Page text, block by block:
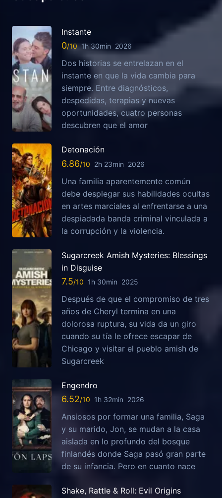
Instante
0 1h 30min 2026
Dos historias se entrelazan en el
instante en que la vida cambia para
siempre. Entre diagnósticos,
despedidas, terapias y nuevas
oportunidades, cuatro personas
descubren que el amor
Detonación
6.86 2h 23min 2026
Una familia aparentemente común
debe desplegar sus habilidades ocultas
en artes marciales al enfrentarse a una
despiadada banda criminal vinculada a
la corrupción y la violencia.
Sugarcreek Amish Mysteries: Blessings
in Disguise
7.5 1h 30min 2025
Después de que el compromiso de tres
años de Cheryl termina en una
dolorosa ruptura, su vida da un giro
cuando su tía le ofrece escapar de
Chicago y visitar el pueblo amish de
Sugarcreek
Engendro
6.52 1h 32min 2026
Ansiosos por formar una familia, Saga
y su marido, Jon, se mudan a la casa
aislada en lo profundo del bosque
finlandés donde Saga pasó gran parte
de su infancia. Pero en cuanto nace
Shake, Rattle & Roll: Evil Origins